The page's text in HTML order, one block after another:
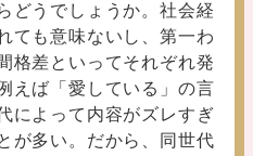
どうでしょうか。社会経
ても意味ないし、第一わ
格差といってそれぞれ発
えば「愛している」の言
によって内容がズレすぎ
が多い。だから、同世代